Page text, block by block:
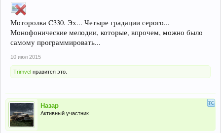
Моторолка C330. Эх... Четыре градации серого...
Монофонические мелодии, которые, впрочем, можно было
самому программировать...
10 июл 2015
Trimvel нравится это.
Назар
Активный участник